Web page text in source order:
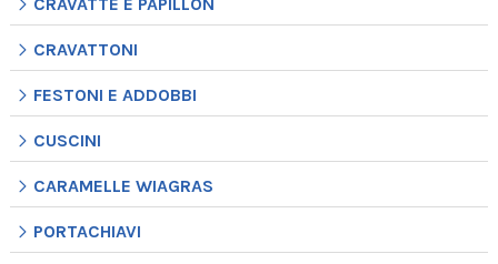
CRAVATTONI
FESTONI E ADDOBBI
CUSCINI
CARAMELLE WIAGRAS
PORTACHIAVI